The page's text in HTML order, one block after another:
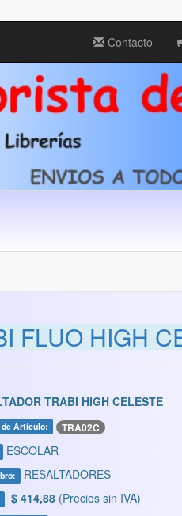
Contacto
FLUO HIGH
TRABI HIGH CELESTE
de Artículo: TRA02C
ESCOLAR
RESALTADORES
$ 414,88 (Precios sin IVA)